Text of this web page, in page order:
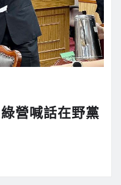
營喊話在野黨